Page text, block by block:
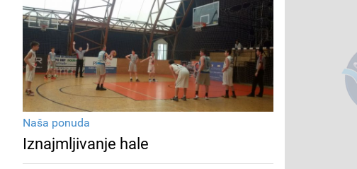
Naša ponuda
Iznajmljivanje hale